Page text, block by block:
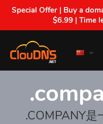
Special Offer | Buy a
$6.99 | Time
.COMPANY是